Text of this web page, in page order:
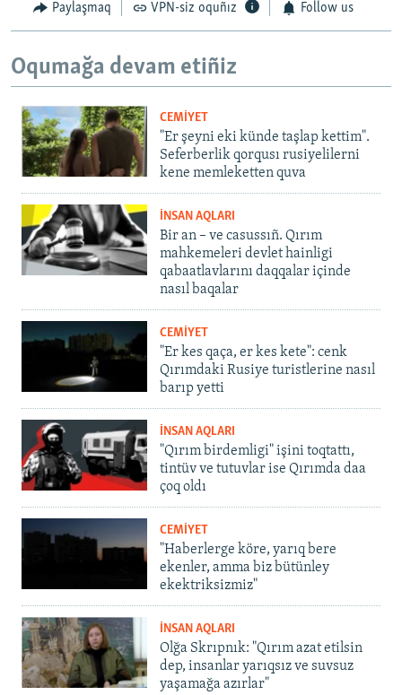
Paylaşmaq VPN-siz oquñız Follow us
Oqumağa devam etiñiz
CEMİYET
"Er şeyni eki künde taşlap kettim".
Seferberlik qorqusı rusiyelilerni
kene memleketten quva
İNSAN AQLARI
Bir an – ve casussıñ. Qırım
mahkemeleri devlet hainligi
qabaatlavlarını daqqalar içinde
nasıl baqalar
CEMİYET
"Er kes qaça, er kes kete": cenk
Qırımdaki Rusiye turistlerine nasıl
barıp yetti
İNSAN AQLARI
"Qırım birdemligi" işini toqtattı,
tintüv ve tutuvlar ise Qırımda daa
çoq oldı
CEMİYET
"Haberlerge köre, yarıq bere
ekenler, amma biz bütünley
ekektriksizmiz"
İNSAN AQLARI
Olğa Skrıpnık: "Qırım azat etilsin
dep, insanlar yarıqsız ve suvsuz
yaşamağa azırlar"